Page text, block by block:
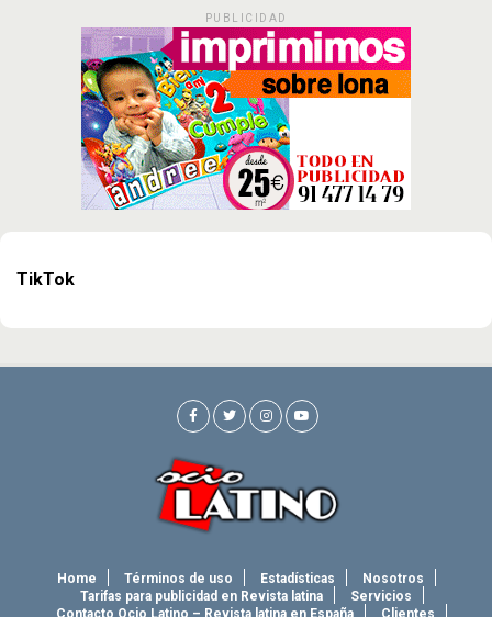
PUBLICIDAD
TikTok
Home Términos de uso Estadísticas
Nosotros
Tarifas para publicidad en Revista latina
Servicios